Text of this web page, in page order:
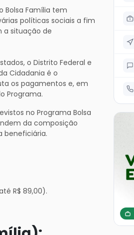
Bolsa Família tem
políticas sociais a fim
a situação de
o Distrito Federal e
Cidadania é o
os pagamentos e, em
Programa.
no Programa Bolsa
da composição
beneficiária.
R$ 89,00).